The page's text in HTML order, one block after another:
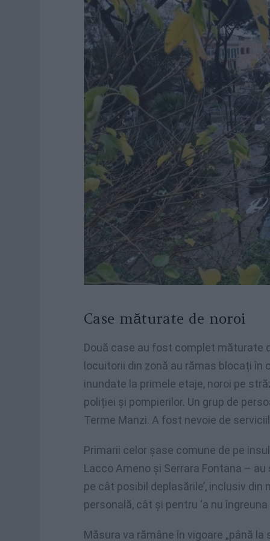
Case măturate de noroi
Două case au fost complet măturate
locuitorii din zonă au rămas blocați în
inundate la primele etaje, noroi pe
poliției și pompierilor. Un grup de
Terme Manzi. A fost nevoie de
Primarii celor șase comune de pe
Lacco Ameno și Serrara Fontana –
pe cât posibil deplasările’, inclusiv
personală, cât și pentru ‘a nu
Măsura va rămâne în vigoare „până